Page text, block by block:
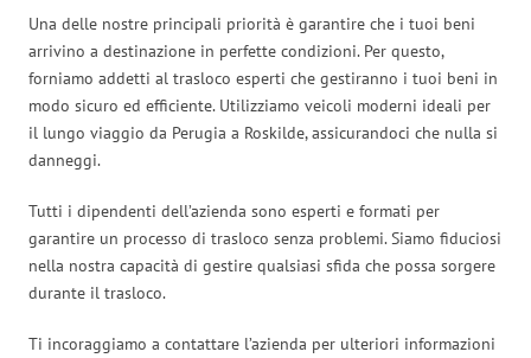
Una delle nostre principali priorità è garantire che i tuoi beni
arrivino a destinazione in perfette condizioni. Per questo,
forniamo addetti al trasloco esperti che gestiranno i tuoi beni in
modo sicuro ed efficiente. Utilizziamo veicoli moderni ideali per
il lungo viaggio da Perugia a Roskilde, assicurandoci che nulla si
danneggi.
Tutti i dipendenti dell’azienda sono esperti e formati per
garantire un processo di trasloco senza problemi. Siamo fiduciosi
nella nostra capacità di gestire qualsiasi sfida che possa sorgere
durante il trasloco.
Ti incoraggiamo a contattare l’azienda per ulteriori informazioni